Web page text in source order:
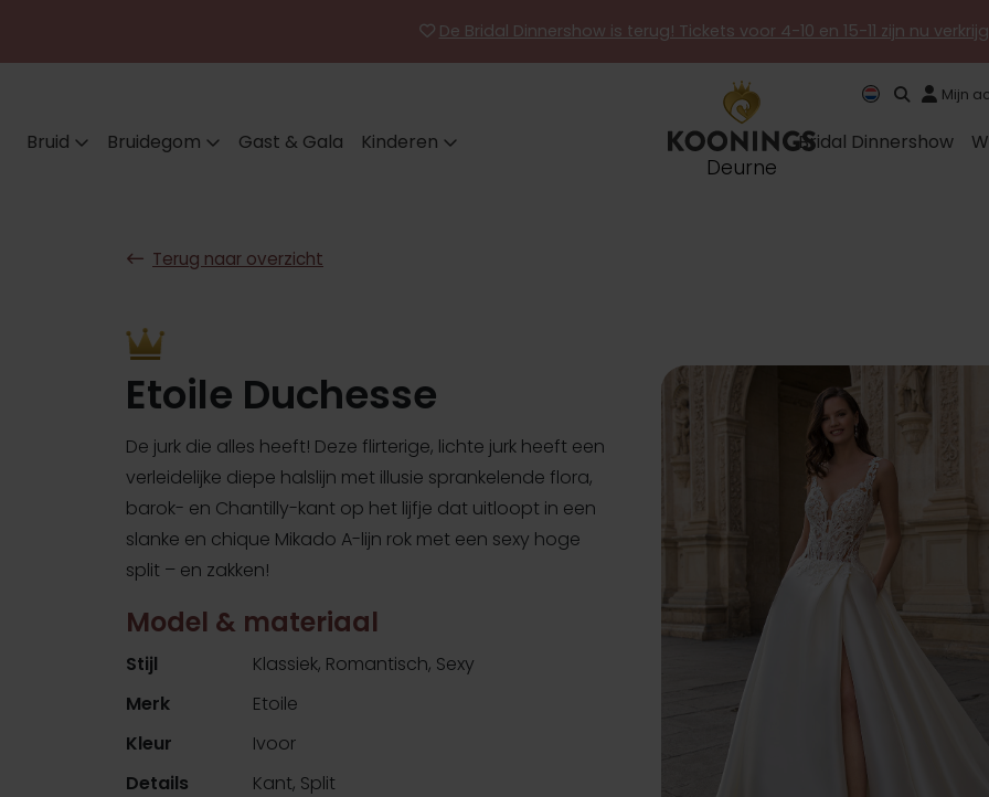
De Bridal Dinnershow is terug! Tickets voor 4-10 en 15-11 zijn nu
Bruid Bruidegom Gast & Gala Kinderen
Deurne
Mijn
Bridal Dinnershow
Terug naar overzicht
Etoile Duchesse
De jurk die alles heeft! Deze flirterige, lichte jurk heeft een
verleidelijke diepe halslijn met illusie sprankelende flora,
barok- en Chantilly-kant op het lijfje dat uitloopt in een
slanke en chique Mikado A-lijn rok met een sexy hoge
split – en zakken!
Model & materiaal
Stijl
Klassiek, Romantisch, Sexy
Merk
Etoile
Kleur
Ivoor
Details
Kant, Split